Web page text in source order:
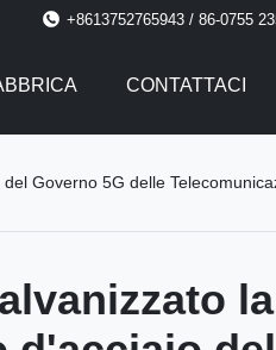
+8613752765943 / 86-0755
CONTATTACI
Governo 5G delle